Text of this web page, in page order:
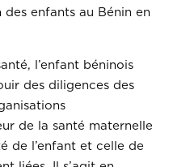
des enfants au Bénin en
l’enfant béninois
des diligences des
de la santé maternelle
de l’enfant et celle de